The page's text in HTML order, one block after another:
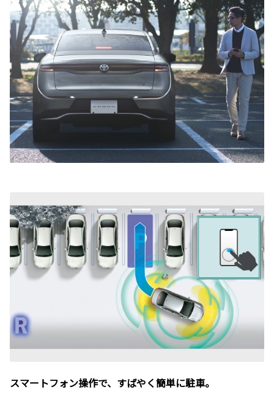
スマートフォン操作で、すばやく簡単に駐車。